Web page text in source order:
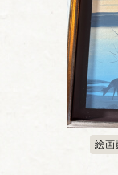
絵画